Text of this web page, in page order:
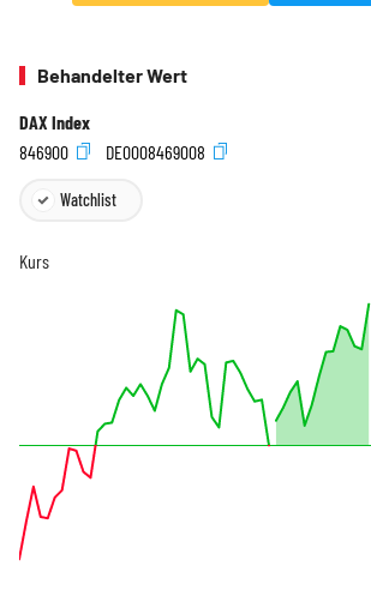
Behandelter Wert
DAX Index
846900
DE0008469008
Watchlist
Kurs